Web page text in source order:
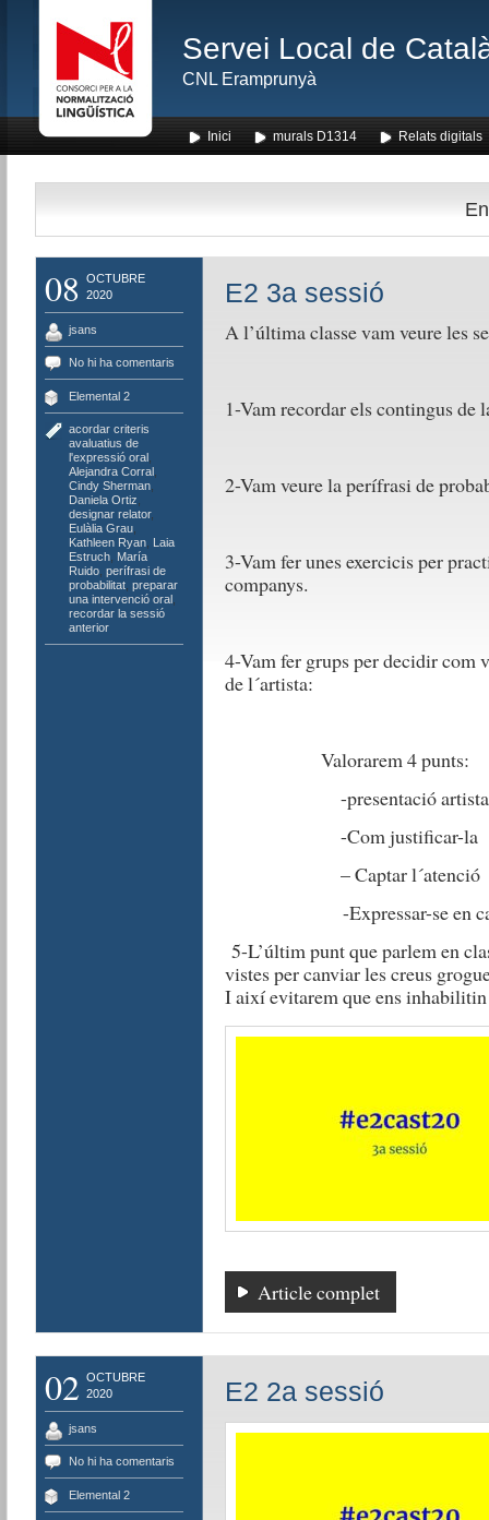
Servei Local de
CNL Eramprunyà
Inici murals D1314 Relats digitals
08
OCTUBRE
2020
jsans
No hi ha comentaris
Elemental 2
acordar criteris
avaluatius de
l'expressió oral,
Alejandra Corral,
Cindy Sherman,
Daniela Ortiz
designar relator,
Eulàlia Grau,
Kathleen Ryan, Laia
Estruch, María
Ruido, perífrasi de
probabilitat, preparar
una intervenció oral,
recordar la sessió
anterior
E2 3a sessió
A l’última classe vam veure les
1-Vam recordar els contingus de
2-Vam veure la perífrasi de
3-Vam fer unes exercicis per
companys.
4-Vam fer grups per decidir com
de l´artista:
Valorarem 4 punts:
-presentació artista
-Com justificar-la
– Captar l´atenció
-Expressar-se en
5-L’últim punt que parlem en
vistes per canviar les creus
Iaixí evitarem que ens inhabilitin
Article complet
02 OCTUBRE
2020
jsans
No hi ha comentaris
Elemental 2
E2 2a sessió